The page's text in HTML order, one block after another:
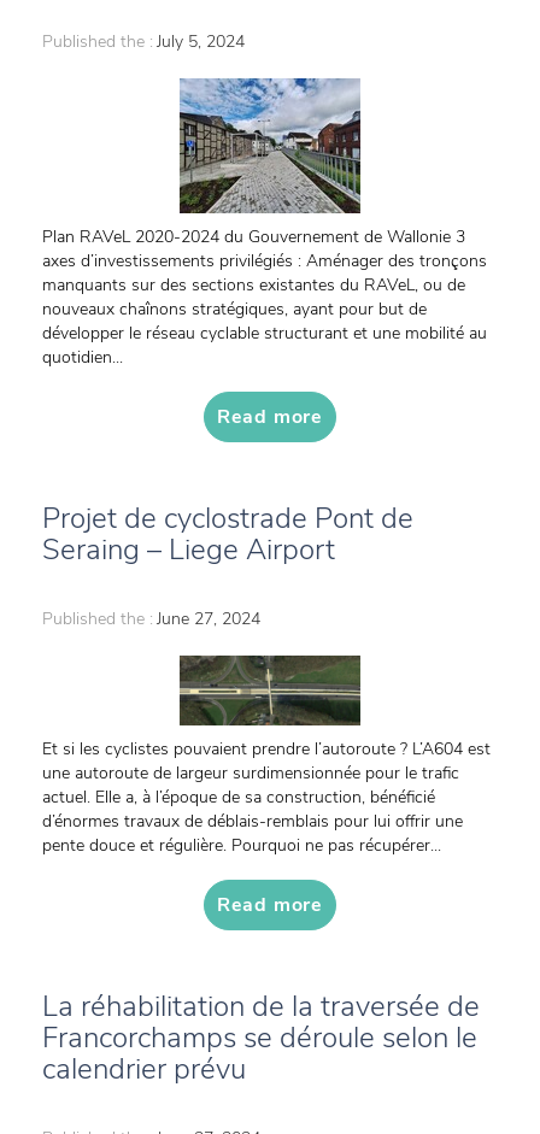
Published the : July 5, 2024
Plan RAVeL 2020-2024 du Gouvernement de Wallonie 3
axes d’investissements privilégiés : Aménager des tronçons
manquants sur des sections existantes du RAVeL, ou de
nouveaux chaînons stratégiques, ayant pour but de
développer le réseau cyclable structurant et une mobilité au
quotidien...
Read more
Projet de cyclostrade Pont de
Seraing – Liege Airport
Published the : June 27, 2024
Et si les cyclistes pouvaient prendre l’autoroute ? L’A604 est
une autoroute de largeur surdimensionnée pour le trafic
actuel. Elle a, à l’époque de sa construction, bénéficié
d’énormes travaux de déblais-remblais pour lui offrir une
pente douce et régulière. Pourquoi ne pas récupérer...
Read more
La réhabilitation de la traversée de
Francorchamps se déroule selon le
calendrier prévu